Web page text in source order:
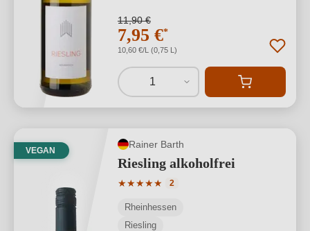
11,90 €
7,95 €*
10,60 €/L (0,75 L)
1
VEGAN
Rainer Barth
Riesling alkoholfrei
★★★★★
Durchschnittliche Bewertung von 5
2
Rheinhessen
Riesling